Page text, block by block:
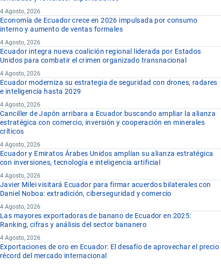
4 Agosto, 2026
Economía de Ecuador crece en 2026 impulsada por consumo
interno y aumento de ventas formales
4 Agosto, 2026
Ecuador integra nueva coalición regional liderada por Estados
Unidos para combatir el crimen organizado transnacional
4 Agosto, 2026
Ecuador moderniza su estrategia de seguridad con drones, radares
e inteligencia hasta 2029
4 Agosto, 2026
Canciller de Japón arribara a Ecuador buscando ampliar la alianza
estratégica con comercio, inversión y cooperación en minerales
críticos
4 Agosto, 2026
Ecuador y Emiratos Árabes Unidos amplían su alianza estratégica
con inversiones, tecnología e inteligencia artificial
4 Agosto, 2026
Javier Milei visitará Ecuador para firmar acuerdos bilaterales con
Daniel Noboa: extradición, ciberseguridad y comercio
4 Agosto, 2026
Las mayores exportadoras de banano de Ecuador en 2025:
Ranking, cifras y análisis del sector bananero
4 Agosto, 2026
Exportaciones de oro en Ecuador: El desafío de aprovechar el precio
récord del mercado internacional